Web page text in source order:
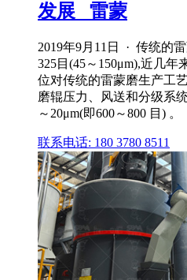
发展 _雷蒙
2019年9月11日 · 传统的
325目(45～150μm),近几
位对传统的雷蒙磨生产工
磨辊压力、风送和分级系
～20μm(即600～800 目) 。
联系电话: 180 3780 8511